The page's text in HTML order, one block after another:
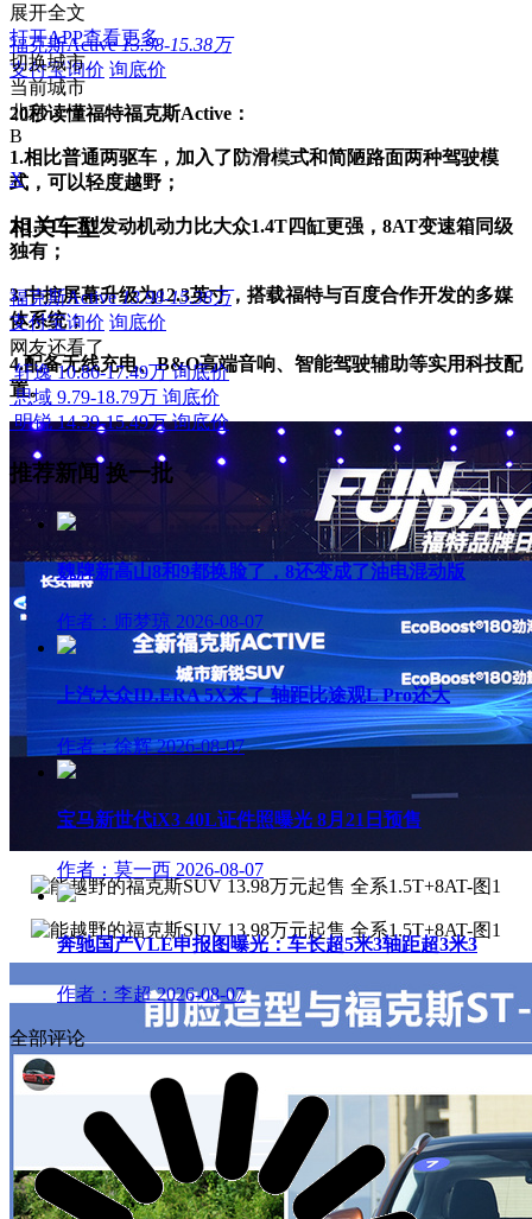
福克斯Active 13.98-15.38万
支付宝询价 询底价
20秒读懂福特福克斯Active：
1.相比普通两驱车，加入了 防滑模式和简陋路面两种驾驶模
式，可以轻度越野；
2.1.5T三缸发动机动力比大众1.4T四缸更强，8AT变速箱同级
独有；
3.中控屏幕升级为12.3英寸，搭载福特与百度合作开发的多媒
体系统；
4.配备无线充电、B&O高端音响、智能驾驶辅助等实用科技配
置。
展开全文
打开APP查看更多
切换城市
当前城市
北京
B
X
相关车型
福克斯Active 13.98-15.38万
支付宝询价 询底价
网友还看了
轩逸 10.86-17.49万 询底价
思域 9.79-18.79万 询底价
明锐 14.39-15.49万 询底价
推荐新闻换一批
魏牌新高山8和9都换脸了，8还变成了油电混动版
作者：师梦琼 2026-08-07
上汽大众ID.ERA 5X来了 轴距比途观L Pro还大
作者：徐辉 2026-08-07
宝马新世代iX3 40L证件照曝光 8月21日预售
作者：莫一西 2026-08-07
奔驰国产VLE申报图曝光：车长超5米3轴距超3米3
作者：李超 2026-08-07
全部评论